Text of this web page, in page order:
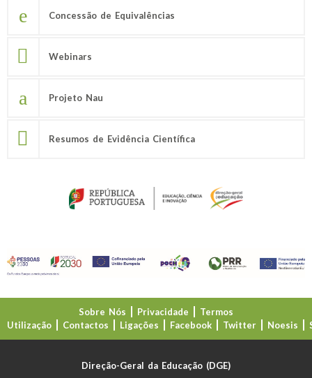
Concessão de Equivalências
Webinars
Projeto Nau
Resumos de Evidência Científica
Sobre Nós Privacidade
Termos
Utilização
Contactos Ligações Facebook Twitter Noesis
Direção-Geral da Educação (DGE)